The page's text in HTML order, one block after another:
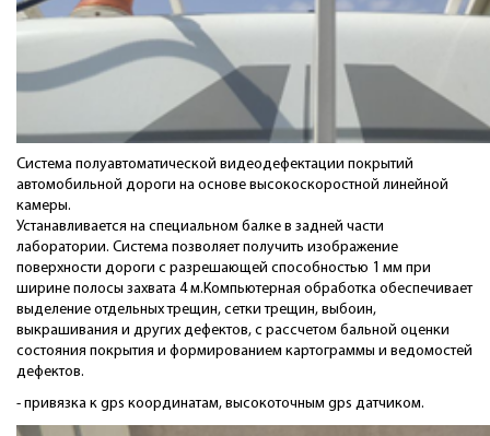
Система полуавтоматической видеодефектации покрытий
автомобильной дороги на основе высокоскоростной линейной
камеры.
Устанавливается на специальном балке в задней части
лаборатории. Система позволяет получить изображение
поверхности дороги с разрешающей способностью 1 мм при
ширине полосы захвата 4 м.Компьютерная обработка обеспечивает
выделение отдельных трещин, сетки трещин, выбоин,
выкрашивания и других дефектов, с рассчетом бальной оценки
состояния покрытия и формированием картограммы и ведомостей
дефектов.
- привязка к gps координатам, высокоточным gps датчиком.